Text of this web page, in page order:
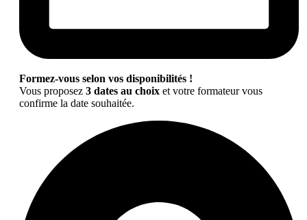
Formez-vous selon vos disponibilités !
Vous proposez 3 dates au choix et votre formateur vous
confirme la date souhaitée.